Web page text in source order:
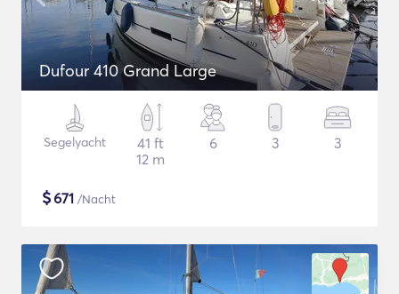
Dufour 410 Grand Large
Segelyacht
41 ft
12 m
6 3 3
$671 /Nacht